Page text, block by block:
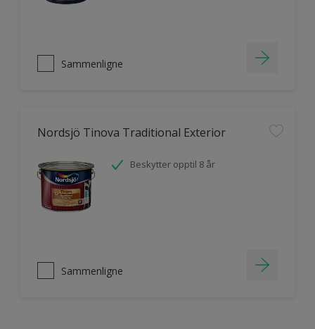
Sammenligne
Nordsjö Tinova Traditional Exterior
Beskytter opptil 8 år
Sammenligne